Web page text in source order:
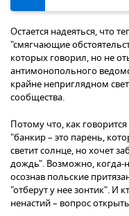
Остается надеяться, что
"смягчающие
которых говорил, но не
антимонопольного
крайне неприглядном
сообщества.
Потому что, как
"банкир – это парень,
светит солнце, но хочет
дождь". Возможно, когда-
осознав польские
"отберут у нее зонтик". И
ненастий – вопрос